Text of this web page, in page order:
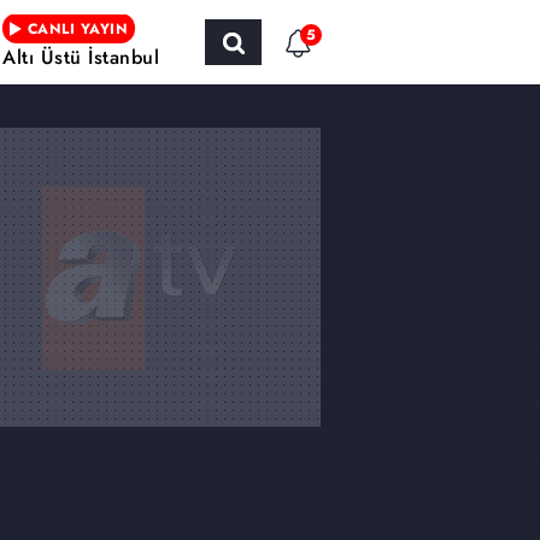
CANLI YAYIN
Altı Üstü İstanbul
5